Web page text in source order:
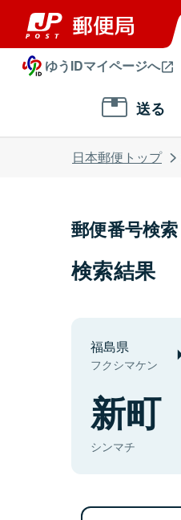
ゆうIDマイページへ
送る
日本郵便トップ
郵便番号検索
検索結果
福島県
フクシマケン
新町
シンマチ